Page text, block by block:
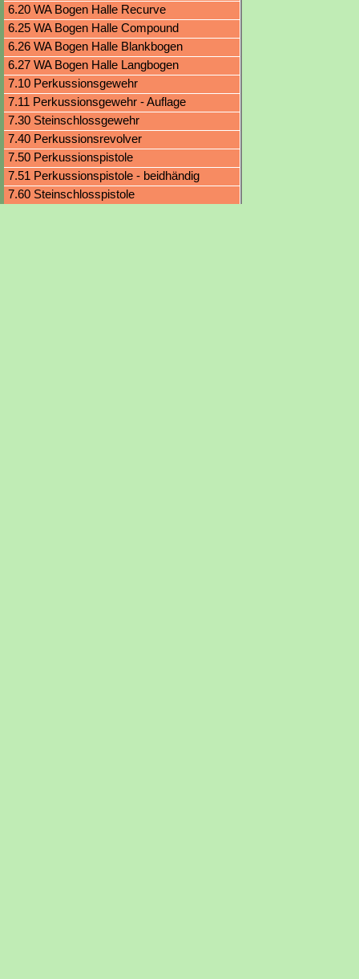
6.20 WA Bogen Halle Recurve
6.25 WA Bogen Halle Compound
6.26 WA Bogen Halle Blankbogen
6.27 WA Bogen Halle Langbogen
7.10 Perkussionsgewehr
7.11 Perkussionsgewehr - Auflage
7.30 Steinschlossgewehr
7.40 Perkussionsrevolver
7.50 Perkussionspistole
7.51 Perkussionspistole - beidhändig
7.60 Steinschlosspistole